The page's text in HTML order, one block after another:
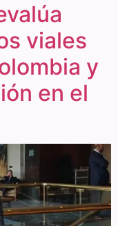
viales
y
en el